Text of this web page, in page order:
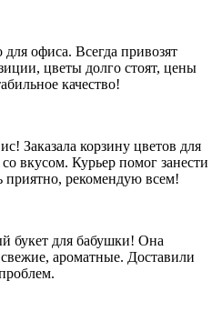
офиса. Всегда привозят
цветы долго стоят, цены
качество!
Заказала корзину цветов для
вкусом. Курьер помог занести
приятно, рекомендую всем!
букет для бабушки! Она
ароматные. Доставили